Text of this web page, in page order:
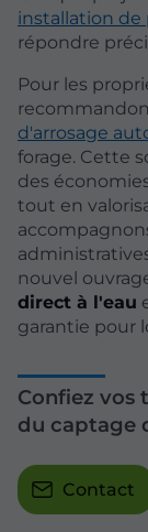
installation de
répondre
Pour les
d'arrosage
forage. Cette
des
tout en
nouvel
direct à l'eau
garantie pour
Confiez vos
du captage
Contact